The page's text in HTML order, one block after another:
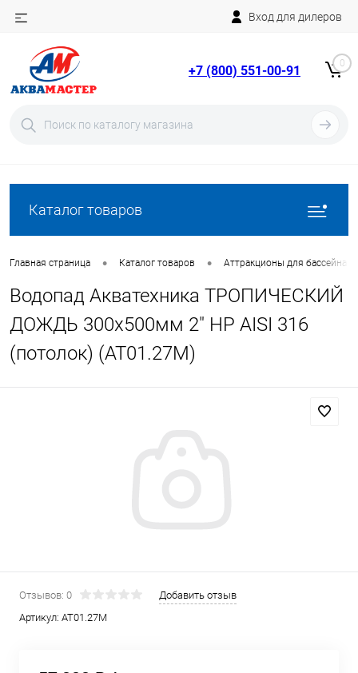
Вход для дилеров
+7 (800) 551-00-91 0
Каталог товаров
Главная страница • Каталог товаров • Аттракционы для бассейна
Водопад Акватехника ТРОПИЧЕСКИЙ
ДОЖДЬ 300х500мм 2" НР AISI 316
(потолок) (AT01.27M)
Отзывов: 0
Добавить отзыв
Артикул: AT01.27M